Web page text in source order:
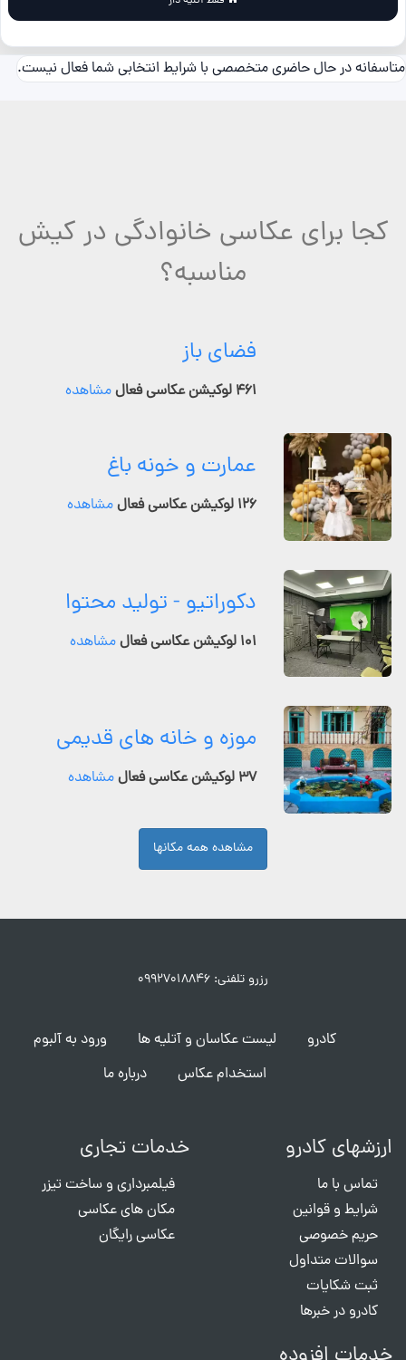
متاسفانه در حال حاضری متخصصی با شرایط انتخابی شما فعال نیست.
کجا برای عکاسی خانوادگی در کیش
مناسبه؟
فضای باز
۴۶۱ لوکیشن عکاسی فعال مشاهده
عمارت و خونه باغ
۱۲۶ لوکیشن عکاسی فعال مشاهده
دکوراتیو - تولید محتوا
۱۰۱ لوکیشن عکاسی فعال مشاهده
موزه و خانه های قدیمی
۳۷ لوکیشن عکاسی فعال مشاهده
مشاهده همه مکانها
رزرو تلفنی: ۰۹۹۲۷۰۱۸۸۴۶
کادرو لیست عکاسان و آتلیه ها
ورود به آلبوم
استخدام عکاس
درباره ما
ارزشهای کادرو
تماس با ما
شرایط و قوانین
حریم خصوصی
سوالات متداول
ثبت شکایات
کادرو در خبرها
خدمات تجاری
فیلمبرداری و ساخت تیزر
مکان های عکاسی
عکاسی رایگان